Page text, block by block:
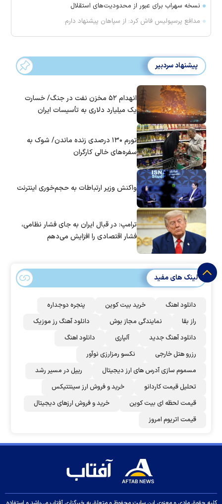
نسخه سهراب برای عبور از محدودیت‌های استقلال
مدافع پرسپولیس فاش کرد: از سپاهان پیشنهاد دارم
پیشنهاد سردبیر
انهدام ۵۲ مخزن نفت در جنگ/ خسارت
یک میلیارد دلاری به تأسیسات ایران
تورم ۱۳۰ درصدی زنده ماندن/ شوک به
سفره‌های خالی کارگران
واکنش وزیر ارتباطات به حجم‌خوری اینترنت
ترامپ: در قبال ایران به جای فشار نظامی،
فشار اقتصادی را افزایش می‌دهم
لینک های مفید
دانلود اهنگ خرید بیت کوین
پنجره دوجداره
راز بقا
نمایندگی مجاز بوش
دانلود آهنگ رز‌ موزیک
دانلود آهنگ جدید
آلپاری
دانلود اهنگ
رزرو هتل خارجی
نکسو رمزارزی نوآور
مسموم سازی آدرس های ارز دیجیتال
ریپل در مسیر رشد
تحلیل قیمت کاردانو
خرید و فروش ارز سینتتیکس
قیمت لحظه ای بیت کوین
خرید و فروش ارزهای دیجیتال
قیمت اتریوم امروز